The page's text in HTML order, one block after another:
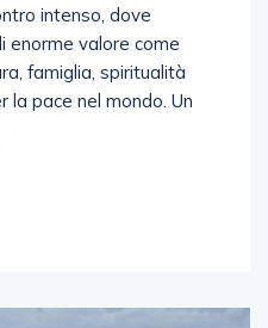
intenso, dove
enorme valore come
famiglia, spiritualità
la pace nel mondo. Un